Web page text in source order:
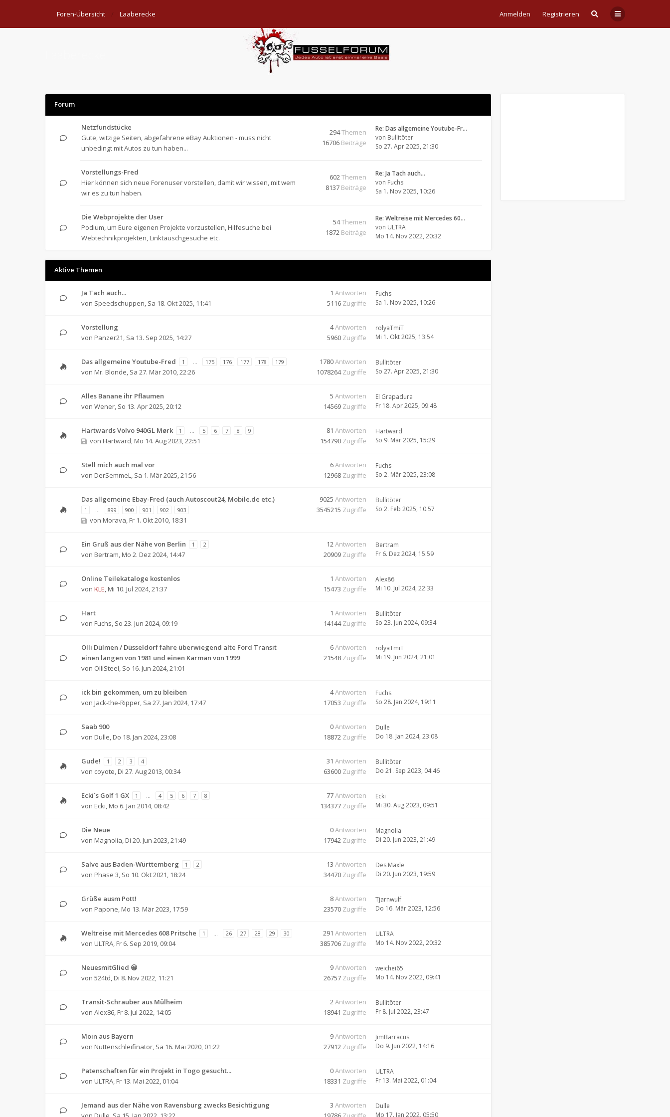
Anmelden Registrieren
Foren-Übersicht Laaberecke
Forum
Netzfundstücke
Gute, witzige Seiten, abgefahrene eBay Auktionen - muss nicht
unbedingt mit Autos zu tun haben...
294Themen
16706 Beiträge
Re: Das allgemeine Youtube-Fr…
von Bullitöter
So 27. Apr 2025, 21:30
Vorstellungs-Fred
Hier können sich neue Forenuser vorstellen, damit wir wissen, mit wem
wir es zu tun haben.
602Themen
8137 Beiträge
Re: Ja Tach auch...
von Fuchs
Sa 1. Nov 2025, 10:26
Die Webprojekte der User
Podium, um Eure eigenen Projekte vorzustellen, Hilfesuche bei
Webtechnikprojekten, Linktauschgesuche etc.
54Themen
1872 Beiträge
Re: Weltreise mit Mercedes 60…
von ULTRA
Mo 14. Nov 2022, 20:32
Aktive Themen
Ja Tach auch...
von Speedschuppen, Sa 18. Okt 2025, 11:41
1 Antworten
5116 Zugriffe
Fuchs
Sa 1. Nov 2025, 10:26
Vorstellung
von Panzer21, Sa 13. Sep 2025, 14:27
4Antworten
5960 Zugriffe
rolyaTmiT
Mi 1. Okt 2025, 13:54
Das allgemeine Youtube-Fred 1 … 175 176 177 178 179
von Mr. Blonde, Sa 27. Mär 2010, 22:26
1780Antworten
1078264Zugriffe
Bullitöter
So 27. Apr 2025, 21:30
Alles Banane ihr Pflaumen
von Wener, So 13. Apr 2025, 20:12
5 Antworten
14569 Zugriffe
El Grapadura
Fr 18. Apr 2025, 09:48
Hartwards Volvo 940GL Mørk 1 … 5 6 7 8 9
von Hartward, Mo 14. Aug 2023, 22:51
81 Antworten
154790 Zugriffe
Hartward
So 9. Mär 2025, 15:29
Stell mich auch mal vor
von DerSemmeL, Sa 1. Mär 2025, 21:56
6Antworten
12968 Zugriffe
Fuchs
So 2. Mär 2025, 23:08
Das allgemeine Ebay-Fred (auch Autoscout24, Mobile.de etc.)
1 … 899 900 901 902 903
von Morava, Fr 1. Okt 2010, 18:31
9025 Antworten
3545215 Zugriffe
Bullitöter
So 2. Feb 2025, 10:57
Ein Gruß aus der Nähe von Berlin 1 2
von Bertram, Mo 2. Dez 2024, 14:47
12Antworten
20909 Zugriffe
Bertram
Fr 6. Dez 2024, 15:59
Online Teilekataloge kostenlos
von KLE, Mi 10. Jul 2024, 21:37
1 Antworten
15473 Zugriffe
Alex86
Mi 10. Jul 2024, 22:33
Hart
von Fuchs, So 23. Jun 2024, 09:19
1 Antworten
14144Zugriffe
Bullitöter
So 23. Jun 2024, 09:34
Olli Dülmen / Düsseldorf fahre überwiegend alte Ford Transit
einen langen von 1981 und einen Karman von 1999
von OlliSteel, So 16. Jun 2024, 21:01
6Antworten
21548 Zugriffe
rolyaTmiT
Mi 19. Jun 2024, 21:01
ick bin gekommen, um zu bleiben
von Jack-the-Ripper, Sa 27. Jan 2024, 17:47
4Antworten
17053 Zugriffe
Fuchs
So 28. Jan 2024, 19:11
Saab 900
von Dulle, Do 18. Jan 2024, 23:08
0Antworten
18872 Zugriffe
Dulle
Do 18. Jan 2024, 23:08
Gude! 1 2 3 4
von coyote, Di 27. Aug 2013, 00:34
31 Antworten
63600 Zugriffe
Bullitöter
Do 21. Sep 2023, 04:46
Ecki´s Golf 1 GX 1 … 4 5 6 7 8
von Ecki, Mo 6. Jan 2014, 08:42
77Antworten
134377 Zugriffe
Ecki
Mi 30. Aug 2023, 09:51
Die Neue
von Magnolia, Di 20. Jun 2023, 21:49
0Antworten
17942 Zugriffe
Magnolia
Di 20. Jun 2023, 21:49
Salve aus Baden-Württemberg 1 2
von Phase 3, So 10. Okt 2021, 18:24
13 Antworten
34470 Zugriffe
Des Mäxle
Di 20. Jun 2023, 19:59
Grüße ausm Pott!
von Papone, Mo 13. Mär 2023, 17:59
8Antworten
23570 Zugriffe
Tjarnwulf
Do 16. Mär 2023, 12:56
Weltreise mit Mercedes 608 Pritsche 1 … 26 27 28 29 30
von ULTRA, Fr 6. Sep 2019, 09:04
291 Antworten
385706 Zugriffe
ULTRA
Mo 14. Nov 2022, 20:32
NeuesmitGlied 😀
von 524td, Di 8. Nov 2022, 11:21
9Antworten
26757 Zugriffe
weichei65
Mo 14. Nov 2022, 09:41
Transit-Schrauber aus Mülheim
von Alex86, Fr 8. Jul 2022, 14:05
2Antworten
18941 Zugriffe
Bullitöter
Fr 8. Jul 2022, 23:47
Moin aus Bayern
von Nuttenschleifinator, Sa 16. Mai 2020, 01:22
9Antworten
27912 Zugriffe
JimBarracus
Do 9. Jun 2022, 14:16
Patenschaften für ein Projekt in Togo gesucht...
von ULTRA, Fr 13. Mai 2022, 01:04
0Antworten
18331 Zugriffe
ULTRA
Fr 13. Mai 2022, 01:04
Jemand aus der Nähe von Ravensburg zwecks Besichtigung
3 Antworten
Dulle
Mo 17. Jan 2022, 05:50